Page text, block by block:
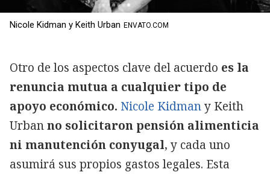
Nicole Kidman y Keith Urban ENVATO.COM
Otro de los aspectos clave del acuerdo es la
renuncia mutua a cualquier tipo de
apoyo económico. Nicole Kidmany Keith
Urbanno solicitaron pensión alimenticia
ni manutención conyugal, y cada uno
asumirá sus propios gastos legales. Esta